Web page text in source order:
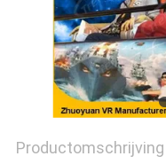
Productomschrijving